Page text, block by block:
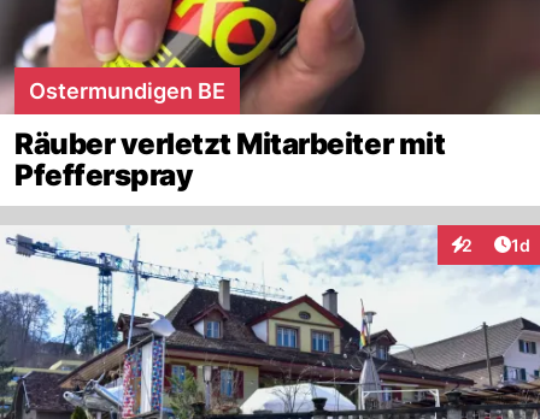
Ostermundigen BE
Räuber verletzt Mitarbeiter mit
Pfefferspray
2 1d